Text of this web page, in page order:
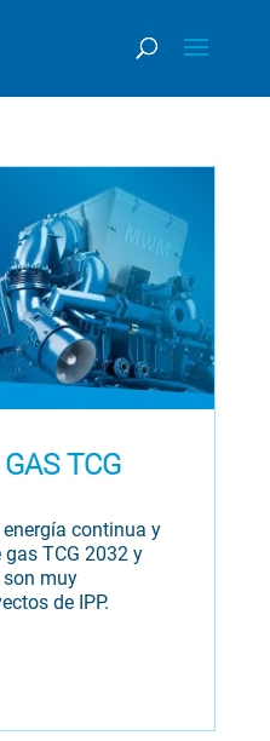
TCG
continua y
TCG 2032 y
son muy
de IPP.